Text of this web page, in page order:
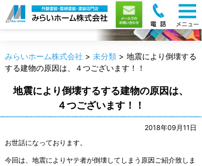
職人のうんちく
みらいホーム株式会社 > 未分類 > 地震により倒壊する
する建物の原因は、４つございます！！
地震により倒壊するする建物の原因は、
４つございます！！
2018年09月11日
お世話になっております。
今回は、地震によりヤテ者が倒壊してしまう原因ご紹介致しま